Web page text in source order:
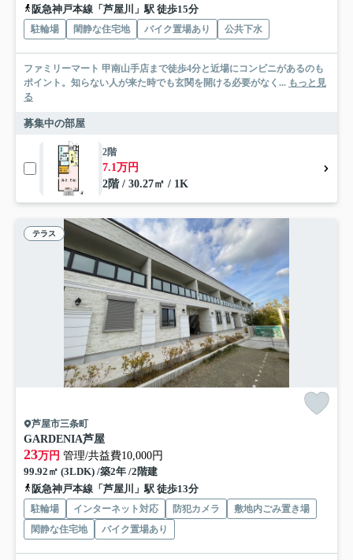
阪急神戸本線「芦屋川」駅 徒歩15分
駐輪場 閑静な住宅地 バイク置場あり 公共下水
ファミリーマート 甲南山手店まで徒歩4分と近場にコンビニがあるのも
ポイント。知らない人が来た時でも玄関を開ける必要がなく... もっと見
る
募集中の部屋
2階
7.1万円
2階 / 30.27㎡ / 1K
テラス
芦屋市三条町
GARDENIA芦屋
23万円 管理/共益費10,000円
99.92㎡ (3LDK) /築2年 /2階建
阪急神戸本線「芦屋川」駅 徒歩13分
駐輪場 インターネット対応 防犯カメラ
敷地内ごみ置き場
閑静な住宅地
バイク置場あり